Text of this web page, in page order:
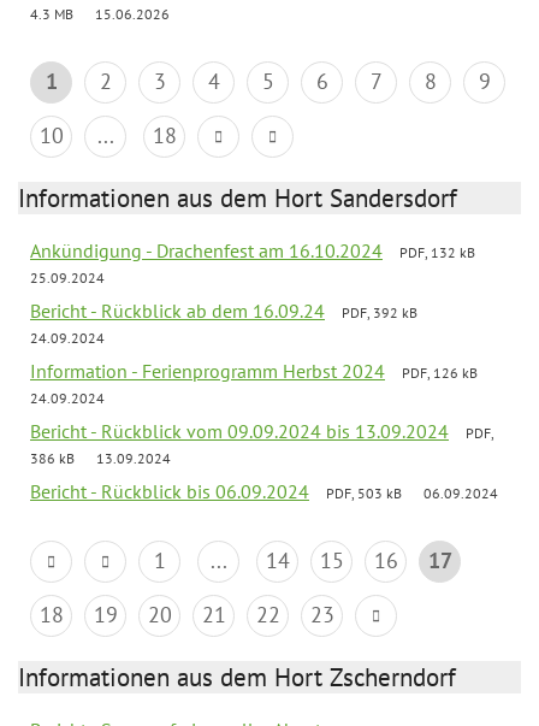
4.3 MB
15.06.2026
1 2 3 4 5 6 7 8
9
10
... 18
Informationen aus dem Hort Sandersdorf
Ankündigung - Drachenfest am 16.10.2024
PDF, 132 kB
25.09.2024
Bericht - Rückblick ab dem 16.09.24
PDF, 392 kB
24.09.2024
Information - Ferienprogramm Herbst 2024
PDF, 126 kB
24.09.2024
Bericht - Rückblick vom 09.09.2024 bis 13.09.2024
PDF,
386 kB
13.09.2024
Bericht - Rückblick bis 06.09.2024 PDF, 503 kB 06.09.2024
1 ... 14 15 16
17
18
19 20 21 22 23
Informationen aus dem Hort Zscherndorf